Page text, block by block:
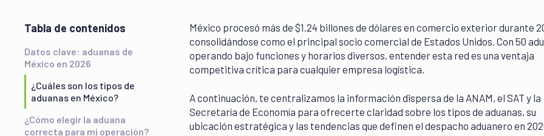
Tabla de contenidos
Datos clave: aduanas de
México en 2026
¿Cuáles son los tipos de
aduanas en México?
¿Cómo elegir la aduana
correcta para mi operación?
México procesó más de $1.24 billones de dólares en comercio exterior durante
consolidándose como el principal socio comercial de Estados Unidos. Con 50
operando bajo funciones y horarios diversos, entender esta red es una ventaja
competitiva crítica para cualquier empresa logística.
A continuación, te centralizamos la información dispersa de la ANAM, el SAT y la
Secretaría de Economía para ofrecerte claridad sobre los tipos de aduanas, su
ubicación estratégica y las tendencias que definen el despacho aduanero en